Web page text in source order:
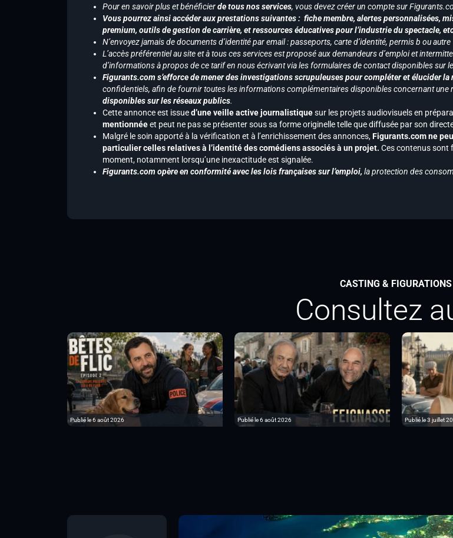
Pour en savoir plus et bénéficierde tous nos services, vous devez créer un compte sur
Vous pourrez ainsi accéder aux prestations suivantes : fiche membre, alertes personnalisées,
premium, outils de gestion de carrière, et ressources éducatives pour l’industrie du spectacle,
N’envoyez jamais de documents d’identité par email : passeports, carte d’identité, permis b ou autre
L’accès préférentiel au site et à tous ces services est proposé aux demandeurs d’emploi et
d’informations à propos de ce tarif en nous écrivant via les formulaires de contact disponibles sur
Figurants.com s’efforce de mener des investigations scrupuleuses pour compléter et élucider la
confidentiels, afin de fournir toutes les informations complémentaires disponibles concernant une
disponibles sur les réseaux publics.
Cette annonce est issued’une veille active journalistiquesur les projets audiovisuels en
mentionnéeet peut ne pas se présenter sous sa forme originelle telle que diffusée par son
Malgré le soin apporté à la vérification et à l’enrichissement des annonces,Figurants.com ne
particulier celles relatives à l’identité des comédiens associés à un projet. Ces contenus sont
moment, notamment lorsqu’une inexactitude est signalée.
Figurants.com opère en conformité avec les lois françaises sur l’emploi, la protection des
CASTING & FIGURATIONS
Consultez
Publié le 6 août 2026 Publié le 6 août 2026 Publié le 3 juillet